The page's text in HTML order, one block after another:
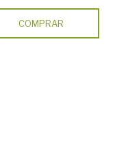
COMPRAR